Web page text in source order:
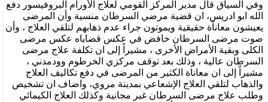
وفي السياق قال مدير المركز القومي لعلاج الأورام البروفيسور دفع
الله ابو ادريس، ان قضية مرضي السرطان منسية وأن المرضى
يعيشون معانآة حقيقية ويموتون جراء عدم ذهابهم لتلقي العلاج ، وأن
صوت مرضى السرطان خافض في عكس قضاياه عكس مرضى
الكلى وبقية الأمراض الأخرى ، مشيراً إلى ان تكلفة علاج مرضى
السرطان عالية ، وذلك بعد توقف مركزي الخرطوم وودمدني ،
مشيراً إلى ان معاناة الكثير من المرضى في دفع تكاليف العلاج
والذهاب لتلقي العلاج الإشعاعي بمدينة مروي، واضاف ان تشخيص
وطلب علاج مرضى السرطان غير مجانية وكذلك العلاج الكيمائي